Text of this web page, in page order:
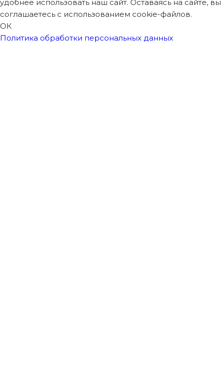
удобнее использовать наш сайт. Оставаясь на сайте, вы
соглашаетесь с использованием cookie-файлов.
ОК
Политика обработки персональных данных